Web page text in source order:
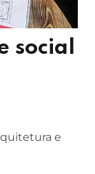
social